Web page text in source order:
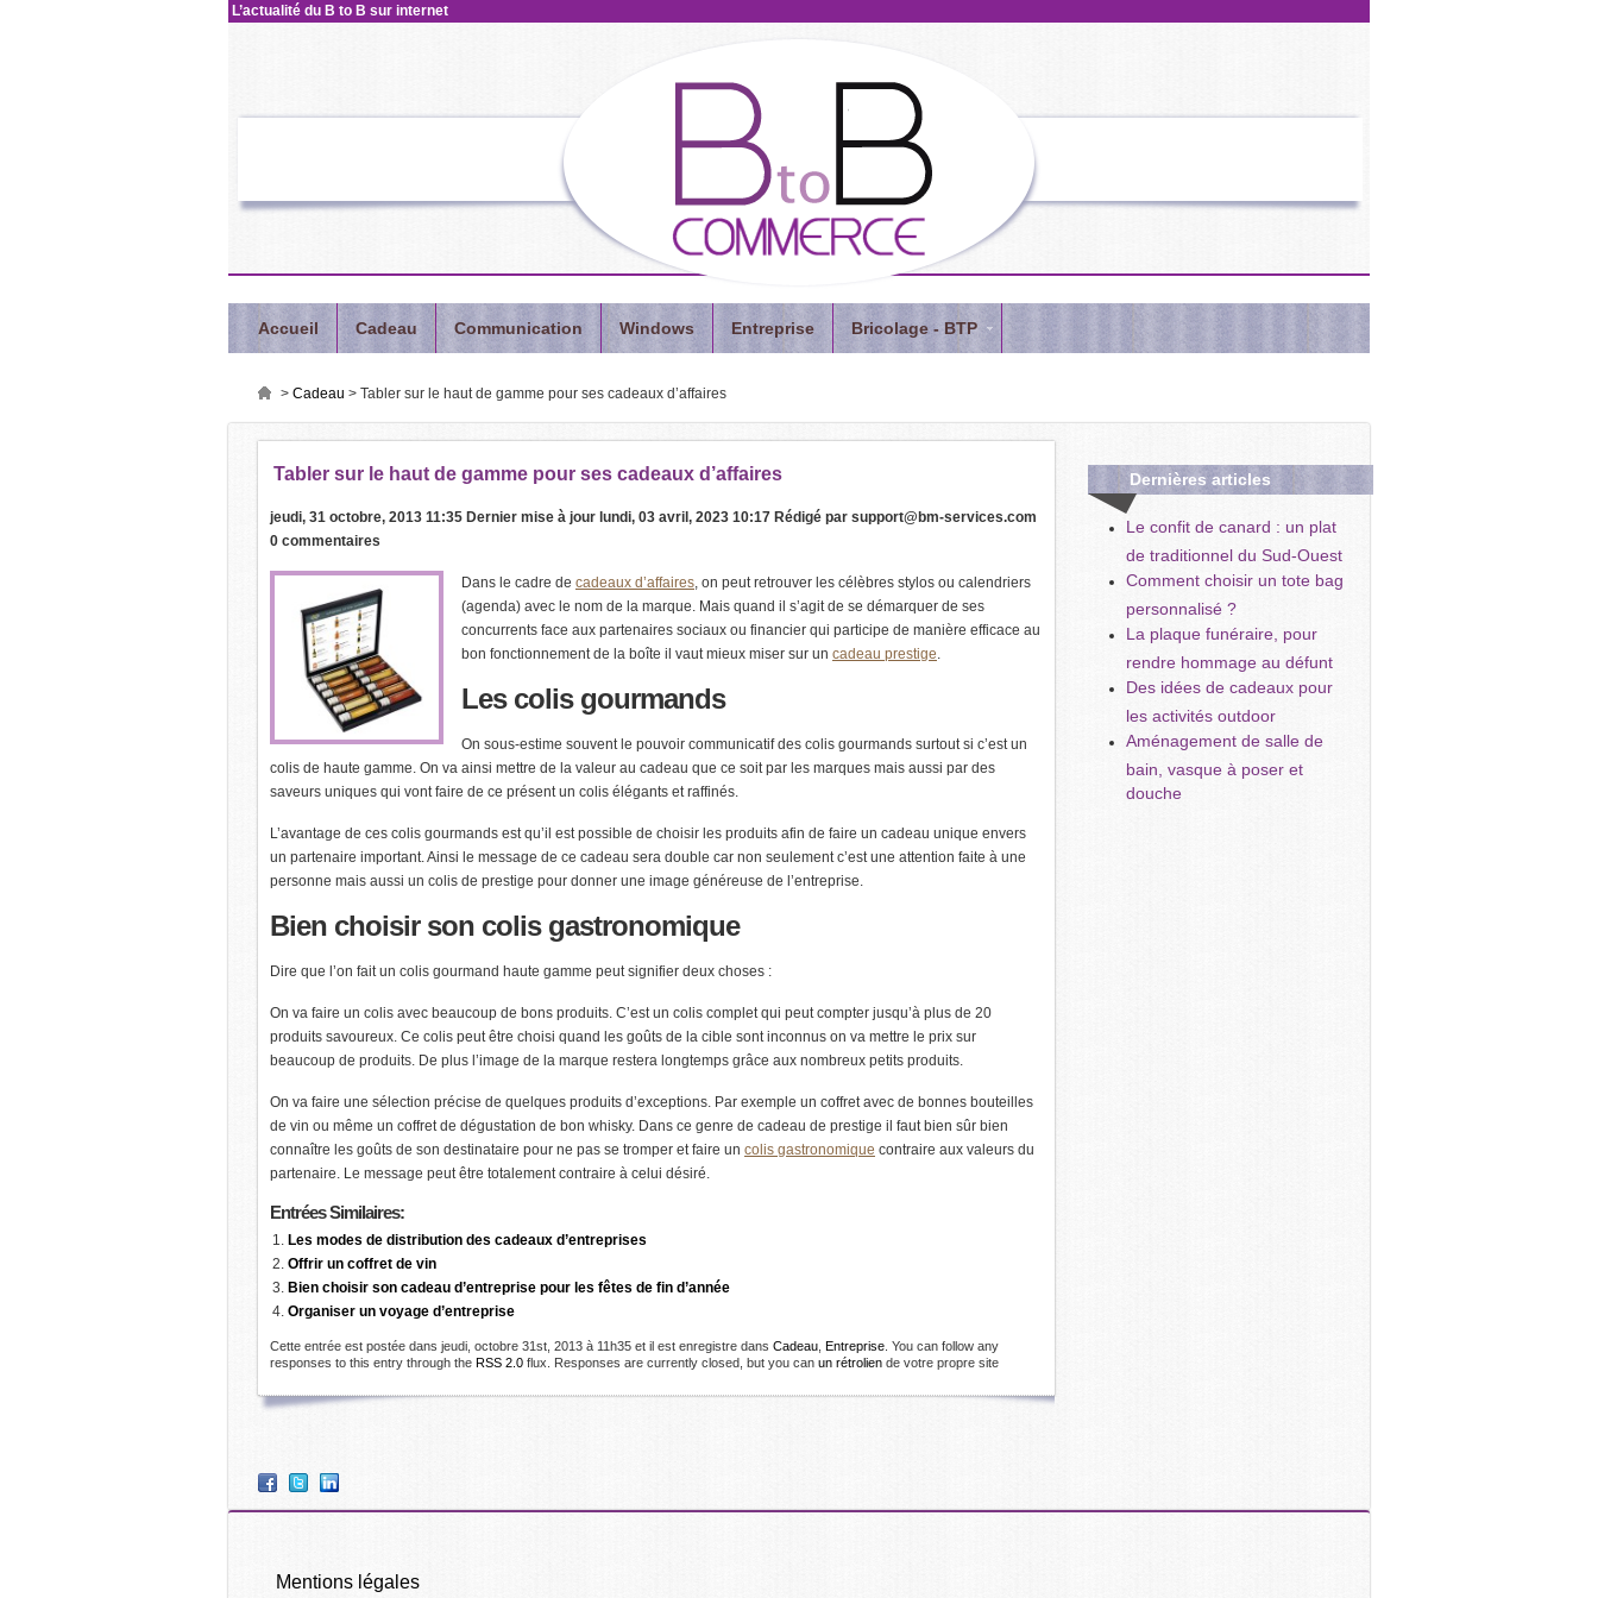
L’actualité du B to B sur internet
Accueil Cadeau Communication Windows Entreprise Bricolage - BTP
> Cadeau > Tabler sur le haut de gamme pour ses cadeaux d’affaires
Tabler sur le haut de gamme pour ses cadeaux d’affaires
jeudi, 31 octobre, 2013 11:35 Dernier mise à jour lundi, 03 avril, 2023 10:17 Rédigé par support@bm-services.com
0 commentaires
Dans le cadre de cadeaux d’affaires, on peut retrouver les célèbres stylos ou calendriers
(agenda) avec le nom de la marque. Mais quand il s’agit de se démarquer de ses
concurrents face aux partenaires sociaux ou financier qui participe de manière efficace au
bon fonctionnement de la boîte il vaut mieux miser sur un cadeau prestige.
Lescolis gourmands
On sous-estime souvent le pouvoir communicatif des colis gourmands surtout si c’est un
colis de haute gamme. On va ainsi mettre de la valeur au cadeau que ce soit par les marques mais aussi par des
saveurs uniques qui vont faire de ce présent un colis élégants et raffinés.
L’avantage de ces colis gourmands est qu’il est possible de choisir les produits afin de faire un cadeau unique envers
un partenaire important. Ainsi le message de ce cadeau sera double car non seulement c’est une attention faite à une
personne mais aussi un colis de prestige pour donner une image généreuse de l’entreprise.
Bien choisir son colis gastronomique
Dire que l’on fait un colis gourmand haute gamme peut signifier deux choses :
On va faire un colis avec beaucoup de bons produits. C’est un colis complet qui peut compter jusqu’à plus de 20
produits savoureux. Ce colis peut être choisi quand les goûts de la cible sont inconnus on va mettre le prix sur
beaucoup de produits. De plus l’image de la marque restera longtemps grâce aux nombreux petits produits.
On va faire une sélection précise de quelques produits d’exceptions. Par exemple un coffret avec de bonnes bouteilles
de vin ou même un coffret de dégustation de bon whisky. Dans ce genre de cadeau de prestige il faut bien sûr bien
connaître les goûts de son destinataire pour ne pas se tromper et faire un colis gastronomique contraire aux valeurs du
partenaire. Le message peut être totalement contraire à celui désiré.
EntréesSimilaires:
Les modes de distribution des cadeaux d’entreprises
Offrir un coffret de vin
Bien choisir son cadeau d’entreprise pour les fêtes de fin d’année
Organiser un voyage d’entreprise
Cette entrée est postée dans jeudi, octobre 31st, 2013 à 11h35 et il est enregistre dans Cadeau Entreprise . You can follow any
responses to this entry through the RSS 2.0 flux. Responses are currently closed, but you can un rétrolien de votre propre site
Dernièresarticles
Le confit de canard : un plat
de traditionnel du Sud-Ouest
Comment choisir un tote bag
personnalisé ?
La plaque funéraire, pour
rendre hommage au défunt
Des idées de cadeaux pour
les activités outdoor
Aménagement de salle de
bain, vasque à poser et
douche
Mentions légales